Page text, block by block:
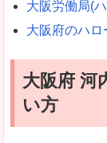
大阪労働局(
大阪府のハ
大阪府 河
い方